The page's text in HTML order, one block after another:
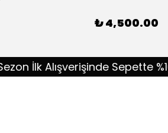
₺ 4,500.00
İlk Alışverişinde Sepette %10